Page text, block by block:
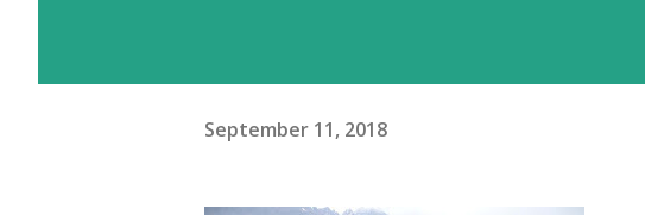
September 11, 2018